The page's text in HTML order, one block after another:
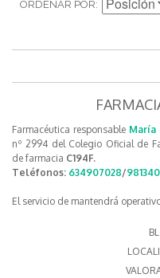
ORDENAR POR
Farmacéutica responsable María
nº 2994 del Colegio Oficial de
de farmacia C194F.
Teléfonos: 634907028/
El servicio de mantendrá